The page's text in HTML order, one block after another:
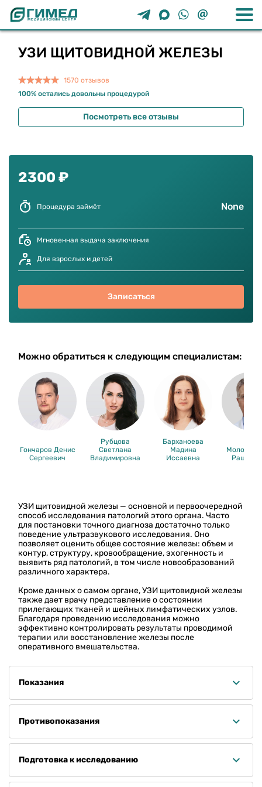
ГИМЕД
МЕДИЦИНСКИЙ ЦЕНТР   
Медсправки
Запись к врачу
Запись на УЗИ
УЗИ ЩИТОВИДНОЙ ЖЕЛЕЗЫ
1570 отзывов
100% остались довольны процедурой
Посмотреть все отзывы
2300 ₽
Процедура займёт None
Мгновенная выдача заключения
Для взрослых и детей
Записаться
Можно обратиться к следующим специалистам:
Гончаров Денис
Сергеевич
Рубцова
Светлана
Владимировна
Барханоева
Мадина
Иссаевна
Молов
УЗИ щитовидной железы — основной и первоочередной
способ исследования патологий этого органа. Часто
для постановки точного диагноза достаточно только
поведение ультразвукового исследования. Оно
позволяет оценить общее состояние железы: объем и
контур, структуру, кровообращение, эхогенность и
выявить ряд патологий, в том числе новообразований
различного характера.
Кроме данных о самом органе, УЗИ щитовидной железы
также дает врачу представление о состоянии
прилегающих тканей и шейных лимфатических узлов.
Благодаря проведению исследования можно
эффективно контролировать результаты проводимой
терапии или восстановление железы после
оперативного вмешательства.
Показания
Любые ранее установленные заболевания щитовидной железы
• Наследственная предрасположенность к заболеваниям
щитовидной железы
• Уплотнения в области шеи и ее отеки
• Ощущение комка в горле, затруднения при глотании и дыхании
• Постоянная усталость, сонливость и повышенная
раздражительность
Противопоказания
Абсолютных противопоказаний для проведения исследования
Подготовка к исследованию
Специальной подготовки не требуется. За сутки следует